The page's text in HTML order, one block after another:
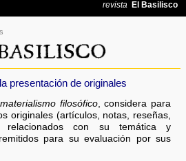
presentación de originales
filosófico, considera para
originales (artículos, notas, reseñas,
relacionados con su temática y
para su evaluación por sus